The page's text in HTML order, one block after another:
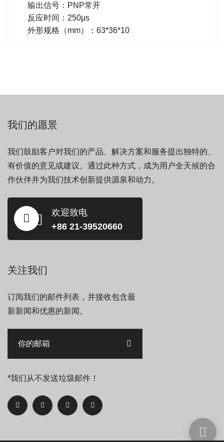
输出信号：PNP常开
反应时间：250μs
外形规格（mm）：63*36*10
我们的愿景
我们鼓励客户对我们的产品、解决方案和服务提出独特的、
有价值的意见或建议。通过此种方式，成为用户全天候的合
作伙伴并为我们技术创新提供源泉和动力。
欢迎致电
+86 21-39520660
关注我们
订阅我们的邮件列表，并接收包含最
新新闻和优惠的新闻。
*我们从不发送垃圾邮件！